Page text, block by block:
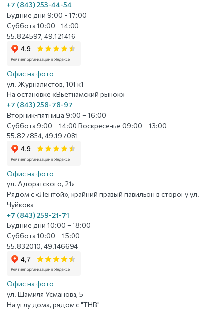
+7 (843) 253-44-54
Будние дни 9:00 - 17:00
Суббота 10:00 - 14:00
55.824597, 49.121416
Офис на фото
ул. Журналистов, 101 к1
На остановке «Вьетнамский рынок»
+7 (843) 258-78-97
Вторник-пятница 9:00 – 16:00
Суббота 9:00 – 14:00 Воскресенье 09:00 – 13:00
55.827854, 49.197081
Офис на фото
ул. Адоратского, 21а
Рядом с «Лентой», крайний правый павильон в сторону ул.
Чуйкова
+7 (843) 259-21-71
Будние дни 10:00 – 18:00
Суббота 10:00 – 15:00
55.832010, 49.146694
Офис на фото
ул. Шамиля Усманова, 5
На углу дома, рядом с "ТНВ"